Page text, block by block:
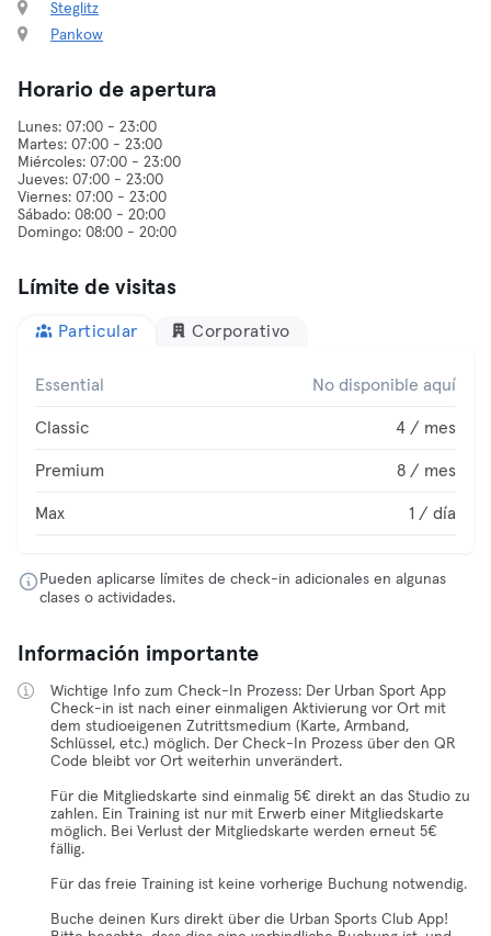
Steglitz
Pankow
Horario de apertura
Lunes: 07:00 - 23:00
Martes: 07:00 - 23:00
Miércoles: 07:00 - 23:00
Jueves: 07:00 - 23:00
Viernes: 07:00 - 23:00
Sábado: 08:00 - 20:00
Límite de visitas
Particular Corporativo
Essential No disponible aquí
Classic 4 / mes
Premium 8 / mes
Max 1 / día
Pueden aplicarse límites de check-in adicionales en algunas
clases o actividades.
Información importante
Wichtige Info zum Check-In Prozess: Der Urban Sport App
Check-in ist nach einer einmaligen Aktivierung vor Ort mit
dem studioeigenen Zutrittsmedium (Karte, Armband,
Schlüssel, etc.) möglich. Der Check-In Prozess über den QR
Code bleibt vor Ort weiterhin unverändert.
Für die Mitgliedskarte sind einmalig 5€ direkt an das Studio zu
zahlen. Ein Training ist nur mit Erwerb einer Mitgliedskarte
möglich. Bei Verlust der Mitgliedskarte werden erneut 5€
fällig.
Für das freie Training ist keine vorherige Buchung notwendig.
Buche deinen Kurs direkt über die Urban Sports Club App!